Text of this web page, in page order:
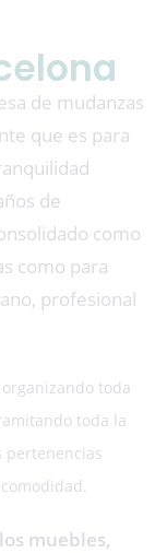
de mudanzas
que es para
de
como
como para
profesional
toda
toda la
pertenencias
muebles,